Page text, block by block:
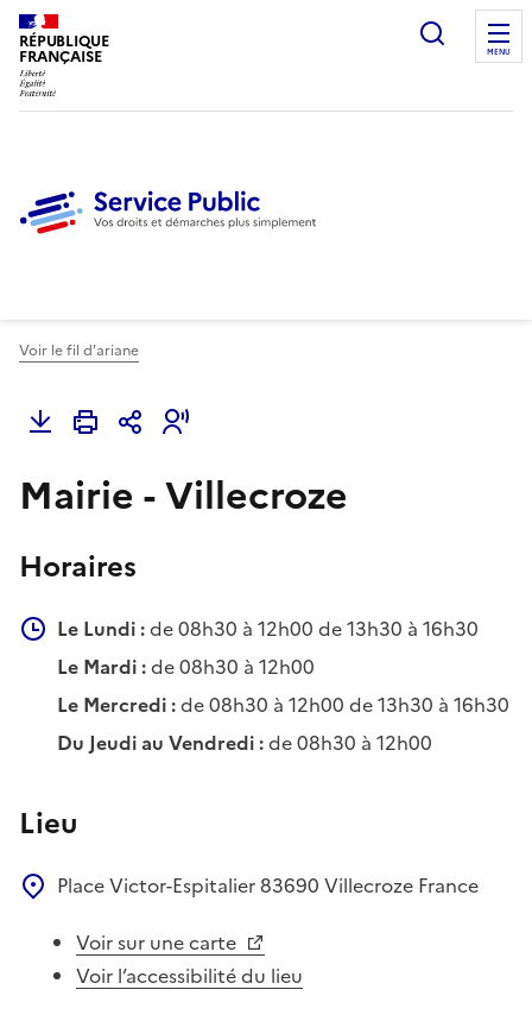
RÉPUBLIQUE
FRANÇAISE
Ouvrir
MENU
Voir le fil d'ariane
Mairie - Villecroze
Horaires
Le Lundi :de 08h30 à 12h00 de 13h30 à 16h30
Le Mardi :de 08h30 à 12h00
Le Mercredi :de 08h30 à 12h00 de 13h30 à 16h30
Du Jeudi au Vendredi :de 08h30 à 12h00
Lieu
Place Victor-Espitalier83690 Villecroze France
Voir sur une carte
Voir l’accessibilité du lieu